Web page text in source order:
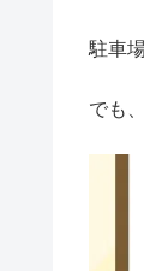
駐車
でも